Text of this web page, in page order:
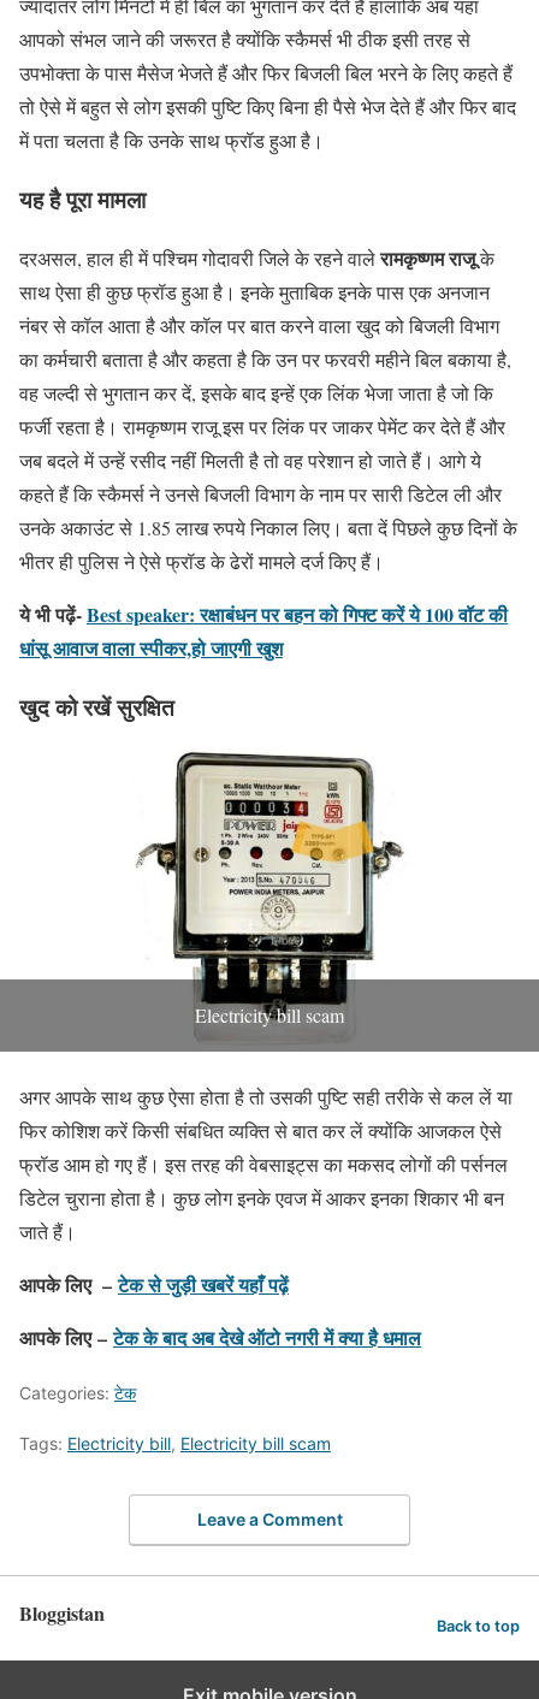
ज्यादातर लोग मिनटों में ही बिल का भुगतान कर देते हैं हालांकि अब यहां
आपको संभल जाने की जरूरत है क्योंकि स्कैमर्स भी ठीक इसी तरह से
उपभोक्ता के पास मैसेज भेजते हैं और फिर बिजली बिल भरने के लिए कहते हैं
तो ऐसे में बहुत से लोग इसकी पुष्टि किए बिना ही पैसे भेज देते हैं और फिर बाद
में पता चलता है कि उनके साथ फ्रॉड हुआ है।
यह है पूरा मामला
दरअसल, हाल ही में पश्चिम गोदावरी जिले के रहने वालेरामकृष्णम राजूके
साथ ऐसा ही कुछ फ्रॉड हुआ है। इनके मुताबिक इनके पास एक अनजान
नंबर से कॉल आता है और कॉल पर बात करने वाला खुद को बिजली विभाग
का कर्मचारी बताता है और कहता है कि उन पर फरवरी महीने बिल बकाया है,
वह जल्दी से भुगतान कर दें, इसके बाद इन्हें एक लिंक भेजा जाता है जो कि
फर्जी रहता है। रामकृष्णम राजू इस पर लिंक पर जाकर पेमेंट कर देते हैं और
जब बदले में उन्हें रसीद नहीं मिलती है तो वह परेशान हो जाते हैं। आगे ये
कहते हैं कि स्कैमर्स ने उनसे बिजली विभाग के नाम पर सारी डिटेल ली और
उनके अकाउंट से 1.85 लाख रुपये निकाल लिए। बता दें पिछले कुछ दिनों के
भीतर ही पुलिस ने ऐसे फ्रॉड के ढेरों मामले दर्ज किए हैं।
ये भी पढ़ें-Best speaker: रक्षाबंधन पर बहन को गिफ्ट करें ये 100 वॉट की
धांसू आवाज वाला स्पीकर,हो जाएगी खुश
खुद को रखें सुरक्षित
Electricity bill scam
अगर आपके साथ कुछ ऐसा होता है तो उसकी पुष्टि सही तरीके से कल लें या
फिर कोशिश करें किसी संबधित व्यक्ति से बात कर लें क्योंकि आजकल ऐसे
फ्रॉड आम हो गए हैं। इस तरह की वेबसाइट्स का मकसद लोगों की पर्सनल
डिटेल चुराना होता है। कुछ लोग इनके एवज में आकर इनका शिकार भी बन
जाते हैं।
आपके लिए –टेक से जुड़ी खबरें यहाँ पढ़ें
आपके लिए – टेक के बाद अब देखे ऑटो नगरी में क्या है धमाल
Categories: टेक
Tags: Electricity bill, Electricity bill scam
Leave a Comment
Bloggistan Back to top